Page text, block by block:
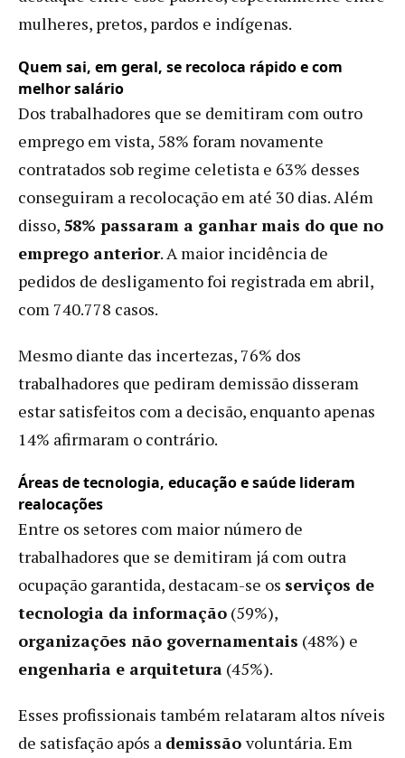
mulheres, pretos, pardos e indígenas.
Quem sai, em geral, se recoloca rápido e com
melhor salário
Dos trabalhadores que se demitiram com outro
emprego em vista, 58% foram novamente
contratados sob regime celetista e 63% desses
conseguiram a recolocação em até 30 dias. Além
disso, 58% passaram a ganhar mais do que no
emprego anterior. A maior incidência de
pedidos de desligamento foi registrada em abril,
com 740.778 casos.
Mesmo diante das incertezas, 76% dos
trabalhadores que pediram demissão disseram
estar satisfeitos com a decisão, enquanto apenas
14% afirmaram o contrário.
Áreas de tecnologia, educação e saúde lideram
realocações
Entre os setores com maior número de
trabalhadores que se demitiram já com outra
ocupação garantida, destacam-se os serviços de
tecnologia da informação (59%),
organizações não governamentais (48%) e
engenharia e arquitetura (45%).
Esses profissionais também relataram altos níveis
de satisfação após a demissão voluntária. Em